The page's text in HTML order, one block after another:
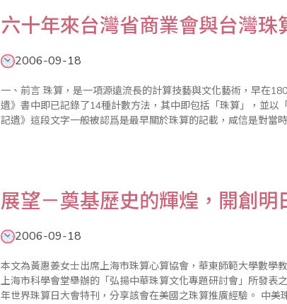
六十年來台灣省商業會與台灣珠
2006-09-18
一、前言 珠算，是一項源遠流長的計算技藝與文化藝術，早在1800年前，東漢數學家徐嶽所撰《數術記
遺》書中即已記錄了14種計數方法，其中即包括「珠算」，並以
記遺》這段文字一般被認爲是最早關於珠算的記載，咸信是對當
展望－奠基歷史的輝煌，開創明
2006-09-18
本文為黃惠姜女士出席上海市珠算心算協會，華東師範大學數學
上海市科學會堂舉辦的「弘揚中華珠算文化專題研討會」所發表
年世界珠算日大會特刊，分享該會在美國之珠算推廣經驗。 中美珠心算學會的宗旨開宗明義第一章即為提倡